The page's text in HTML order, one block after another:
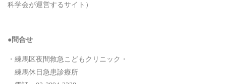
科学会が運営するサイト）
●問合せ
・練馬区夜間救急こどもクリニック・
練馬休日急患診療所